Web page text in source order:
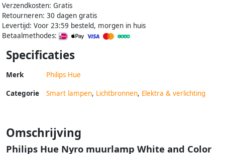
Verzendkosten: Gratis
Retourneren: 30 dagen gratis
Levertijd: Voor 23:59 besteld, morgen in huis
Betaalmethodes:
Specificaties
Merk Philips Hue
Categorie Smart lampen, Lichtbronnen, Elektra & verlichting
Omschrijving
Philips Hue Nyro muurlamp White and Color